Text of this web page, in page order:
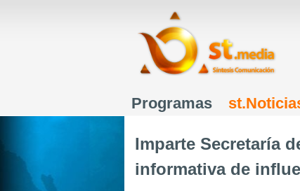
Menú principal
Programas
Imparte Secretaría
informativa de